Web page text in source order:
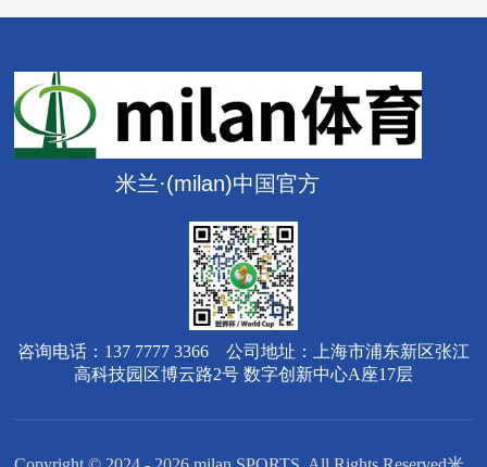
米兰·(milan)中国官方
咨询电话：137 7777 3366 公司地址：上海市浦东新区张江
高科技园区博云路2号 数字创新中心A座17层